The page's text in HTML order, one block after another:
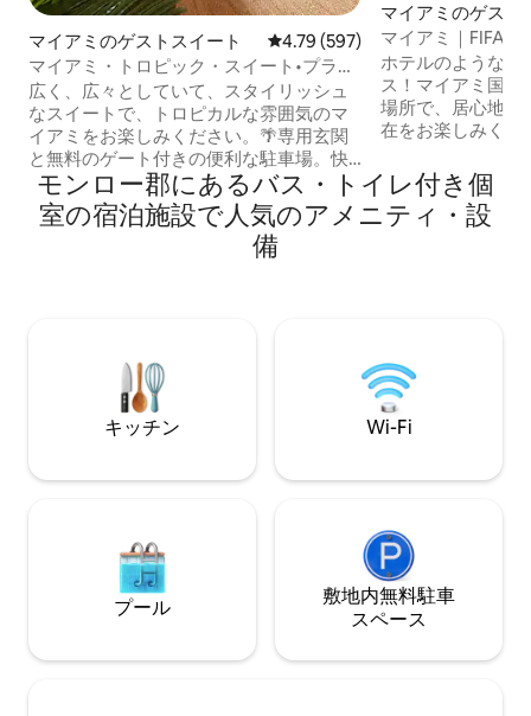
マイアミのゲストスイート レビュー597件、5つ星中4.79つ
4.79 (597)
マイアミ・トロピック・スイート•プライ
ベート滞在+無料駐車場
広く、広々としていて、スタイリッシュ
なスイートで、トロピカルな雰囲気のマ
イアミをお楽しみください。🌴専用玄関
と無料のゲート付きの便利な駐車場。快
適なクイーンベッドでリラックスし、冷
蔵庫、電子レンジ、屋外ラウンジ、ジャ
グジー、広々としたモダンなバスルー
ム、55インチテレビなどの最高のアメニ
ぐの絶好のロケーションです。快適さ、
プライバシー、便利さを求める方に理想
的なマイアミの宿泊先です。高速Wi-Fiと
セルフチェックインが含まれています。
マイアミのゲスト
マイアミ｜FIFA
ーチ｜ダウンタウ
ホテルのような素
ス！マイアミ国際
場所で、居心地の
在をお楽しみくだ
ツインベッド、ソ
バスルーム、Wi-
台、セントラルエ
ゲストに最適です
ています！
モンロー郡にあるバス・トイレ付き個
室の宿泊施設で人気のアメニティ・設
備
キッチン Wi-Fi
プール
敷地内無料駐⁠車
ス⁠ペ⁠ー⁠ス